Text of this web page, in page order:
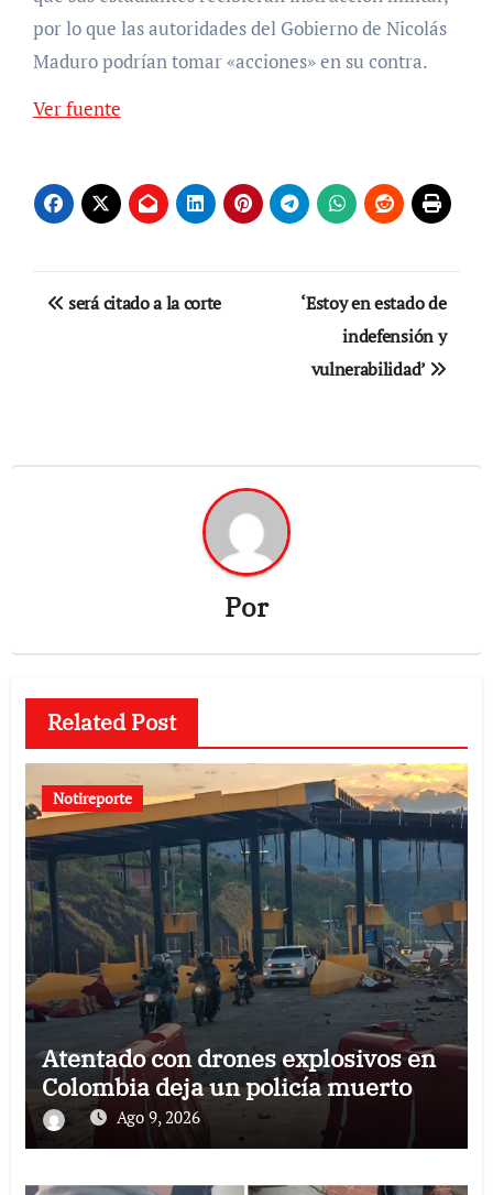
por lo que las autoridades del Gobierno de Nicolás
Maduro podrían tomar «acciones» en su contra.
Ver fuente
Navegación
será citado a la corte
‘Estoy en estado de
indefensión y
vulnerabilidad’
Por
Related Post
Notireporte
Atentado con drones explosivos en
Colombia deja un policía muerto
Ago 9, 2026